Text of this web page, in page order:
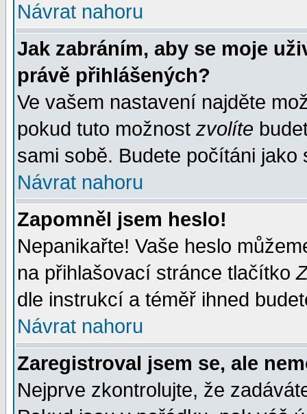
Návrat nahoru
Jak zabráním, aby se moje
právě přihlášených?
Ve vašem nastavení najděte
pokud tuto možnost zvolíte
sami sobě. Budete počítáni jako
Návrat nahoru
Zapomněl jsem heslo!
Nepanikařte! Vaše heslo
na přihlašovací stránce tlačítko
dle instrukcí a téměř ihned
Návrat nahoru
Zaregistroval jsem se, ale
Nejprve zkontrolujte, že